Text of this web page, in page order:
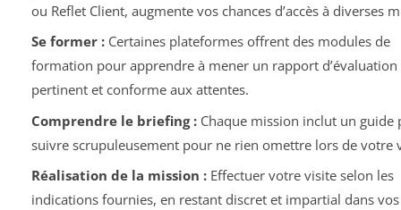
ou Reflet Client, augmente vos chances d’accès à diverses
Se former :Certaines plateformes offrent des modules de
formation pour apprendre à mener un rapport d’évaluation
pertinent et conforme aux attentes.
Comprendre le briefing :Chaque mission inclut un guide
suivre scrupuleusement pour ne rien omettre lors de votre
Réalisation de la mission :Effectuer votre visite selon les
indications fournies, en restant discret et impartial dans vos